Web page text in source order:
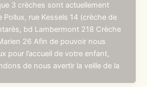
3 crèches sont actuellement
Pollux, rue Kessels 14 (crèche de
bd Lambermont 218 Crèche
26 Afin de pouvoir nous
pour l’accueil de votre enfant,
de nous avertir la veille de la